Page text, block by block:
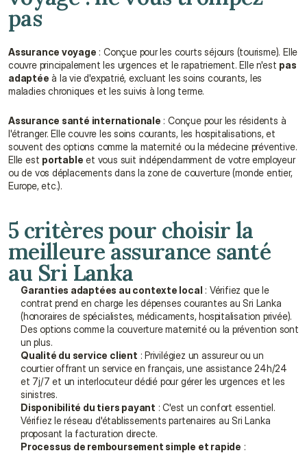
pas
Assurance voyage : Conçue pour les courts séjours (tourisme). Elle
couvre principalement les urgences et le rapatriement. Elle n'est pas
adaptée à la vie d'expatrié, excluant les soins courants, les
maladies chroniques et les suivis à long terme.
Assurance santé internationale : Conçue pour les résidents à
l'étranger. Elle couvre les soins courants, les hospitalisations, et
souvent des options comme la maternité ou la médecine préventive.
Elle est portable et vous suit indépendamment de votre employeur
ou de vos déplacements dans la zone de couverture (monde entier,
Europe, etc.).
5 critères pour choisir la
meilleure assurance santé
au Sri Lanka
Garanties adaptées au contexte local : Vérifiez que le
contrat prend en charge les dépenses courantes au Sri Lanka
(honoraires de spécialistes, médicaments, hospitalisation privée).
Des options comme la couverture maternité ou la prévention sont
un plus.
Qualité du service client : Privilégiez un assureur ou un
courtier offrant un service en français, une assistance 24h/24
et 7j/7 et un interlocuteur dédié pour gérer les urgences et les
sinistres.
Disponibilité du tiers payant : C'est un confort essentiel.
Vérifiez le réseau d'établissements partenaires au Sri Lanka
proposant la facturation directe.
Processus de remboursement simple et rapide :